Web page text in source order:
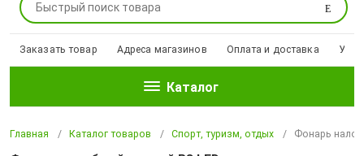
Поиск
Заказать товар Адреса магазинов Оплата и доставка
Каталог
Главная Каталог товаров Спорт, туризм, отдых Фонарь